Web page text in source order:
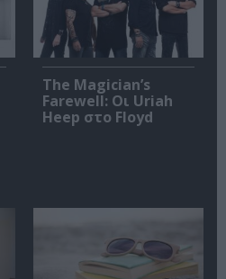
The Magician’s
Farewell: Οι Uriah
Heep στο Floyd